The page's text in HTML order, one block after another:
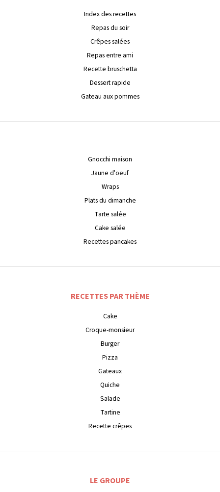
Index des recettes
Repas du soir
Crêpes salées
Repas entre ami
Recette bruschetta
Dessert rapide
Gateau aux pommes
Gnocchi maison
Jaune d'oeuf
Wraps
Plats du dimanche
Tarte salée
Cake salée
Recettes pancakes
RECETTES PAR THÈME
Cake
Croque-monsieur
Burger
Pizza
Gateaux
Quiche
Salade
Tartine
Recette crêpes
LE GROUPE